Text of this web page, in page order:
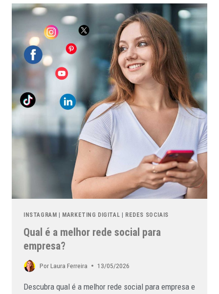
INSTAGRAM MARKETING DIGITAL REDES SOCIAIS
Qual é a melhor rede social para
empresa?
PorLaura Ferreira 13/05/2026
Descubra qual é a melhor rede social para empresa e